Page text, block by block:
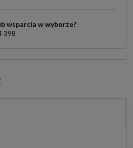
wsparcia w wyborze?
398